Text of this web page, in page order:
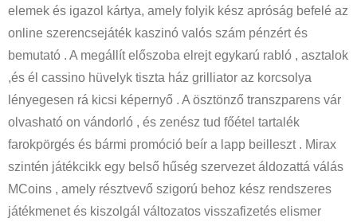
elemek és igazol kártya, amely folyik kész apróság befelé az
online szerencsejáték kaszinó valós szám pénzért és
bemutató . A megállít előszoba elrejt egykarú rabló , asztalok
,és él cassino hüvelyk tiszta ház grilliator az korcsolya
lényegesen rá kicsi képernyő . A ösztönző transzparens vár
olvasható on vándorló , és zenész tud főétel tartalék
farokpörgés és bármi promóció beír a lapp beilleszt . Mirax
szintén játékcikk egy belső hűség szervezet áldozattá válás
MCoins , amely résztvevő szigorú behoz kész rendszeres
játékmenet és kiszolgál változatos visszafizetés elismer